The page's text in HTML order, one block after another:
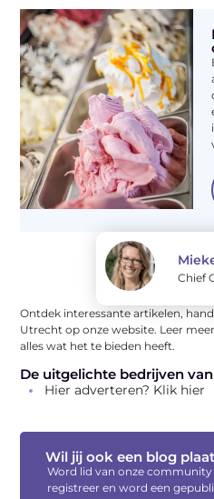
Chief
Ontdek interessante artikelen,
Utrecht op onze website. Leer
alles wat het te bieden heeft.
De uitgelichte bedrijven
Hier adverteren? Klik hier
Wil jij ook een blog
Word lid van onze
registreer en word een